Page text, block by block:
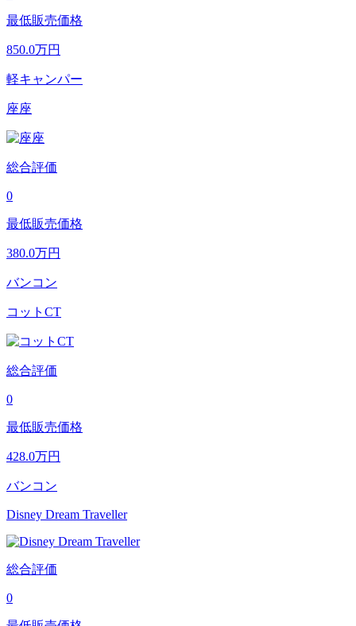
最低販売価格
850.0万円
軽キャンパー
座座
総合評価
0
最低販売価格
380.0万円
バンコン
コットCT
総合評価
0
最低販売価格
428.0万円
バンコン
Disney Dream Traveller
総合評価
0